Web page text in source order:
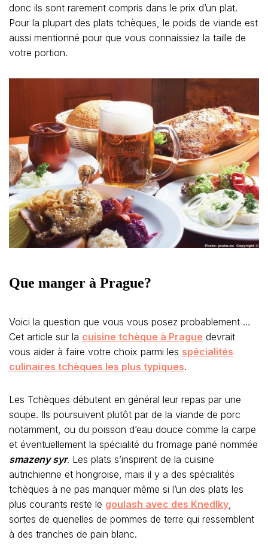
donc ils sont rarement compris dans le prix d’un plat.
Pour la plupart des plats tchèques, le poids de viande est
aussi mentionné pour que vous connaissiez la taille de
votre portion.
Que manger à Prague?
Voici la question que vous vous posez probablement …
Cet article sur la cuisine tchèque à Prague devrait
vous aider à faire votre choix parmi les spécialités
culinaires tchèques les plus typiques.
Les Tchèques débutent en général leur repas par une
soupe. Ils poursuivent plutôt par de la viande de porc
notamment, ou du poisson d’eau douce comme la carpe
et éventuellement la spécialité du fromage pané nommée
smazeny syr. Les plats s’inspirent de la cuisine
autrichienne et hongroise, mais il y a des spécialités
tchèques à ne pas manquer même si l’un des plats les
plus courants reste le goulash avec des Knedlky
sortes de quenelles de pommes de terre qui ressemblent
à des tranches de pain blanc.